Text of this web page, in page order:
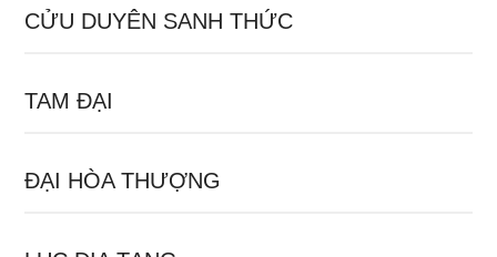
CỬU DUYÊN SANH THỨC
TAM ĐẠI
ĐẠI HÒA THƯỢNG